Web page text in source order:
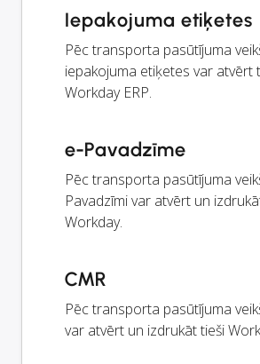
Iepakojuma etiķetes
Pēc transporta pasūtījuma
iepakojuma etiķetes var atvērt
Workday ERP.
e-Pavadzīme
Pēc transporta pasūtījuma
Pavadzīmi var atvērt un
Workday.
CMR
Pēc transporta pasūtījuma
var atvērt un izdrukāt tieši